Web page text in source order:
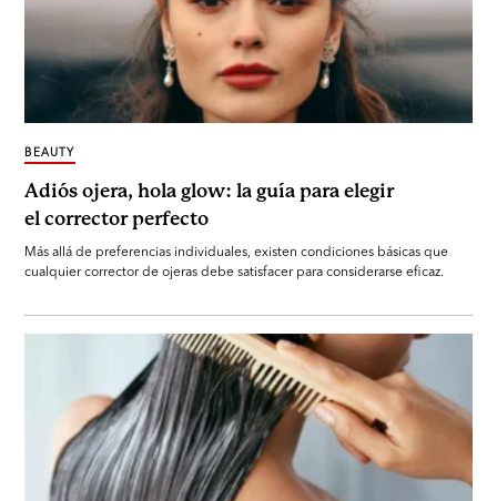
Adiós ojera, hola glow: la guía para elegir
el corrector perfecto
BEAUTY
Más allá de preferencias individuales, existen condiciones básicas que
cualquier corrector de ojeras debe satisfacer para considerarse eficaz.